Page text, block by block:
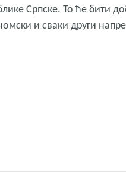
Српске. То ће бити
и сваки други